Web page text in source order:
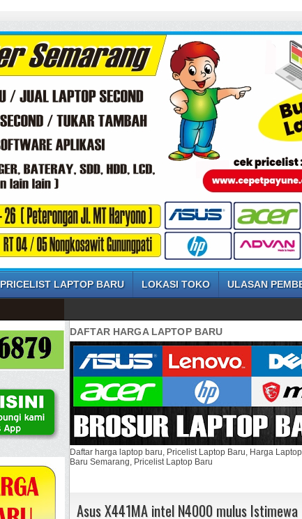
PRICELIST LAPTOP BARU LOKASI TOKO ULASAN
DAFTAR HARGA LAPTOP BARU
Daftar harga laptop baru, Pricelist Laptop Baru, Harga
Baru Semarang, Pricelist Laptop Baru
Asus X441MA intel N4000 mulus Istimewa